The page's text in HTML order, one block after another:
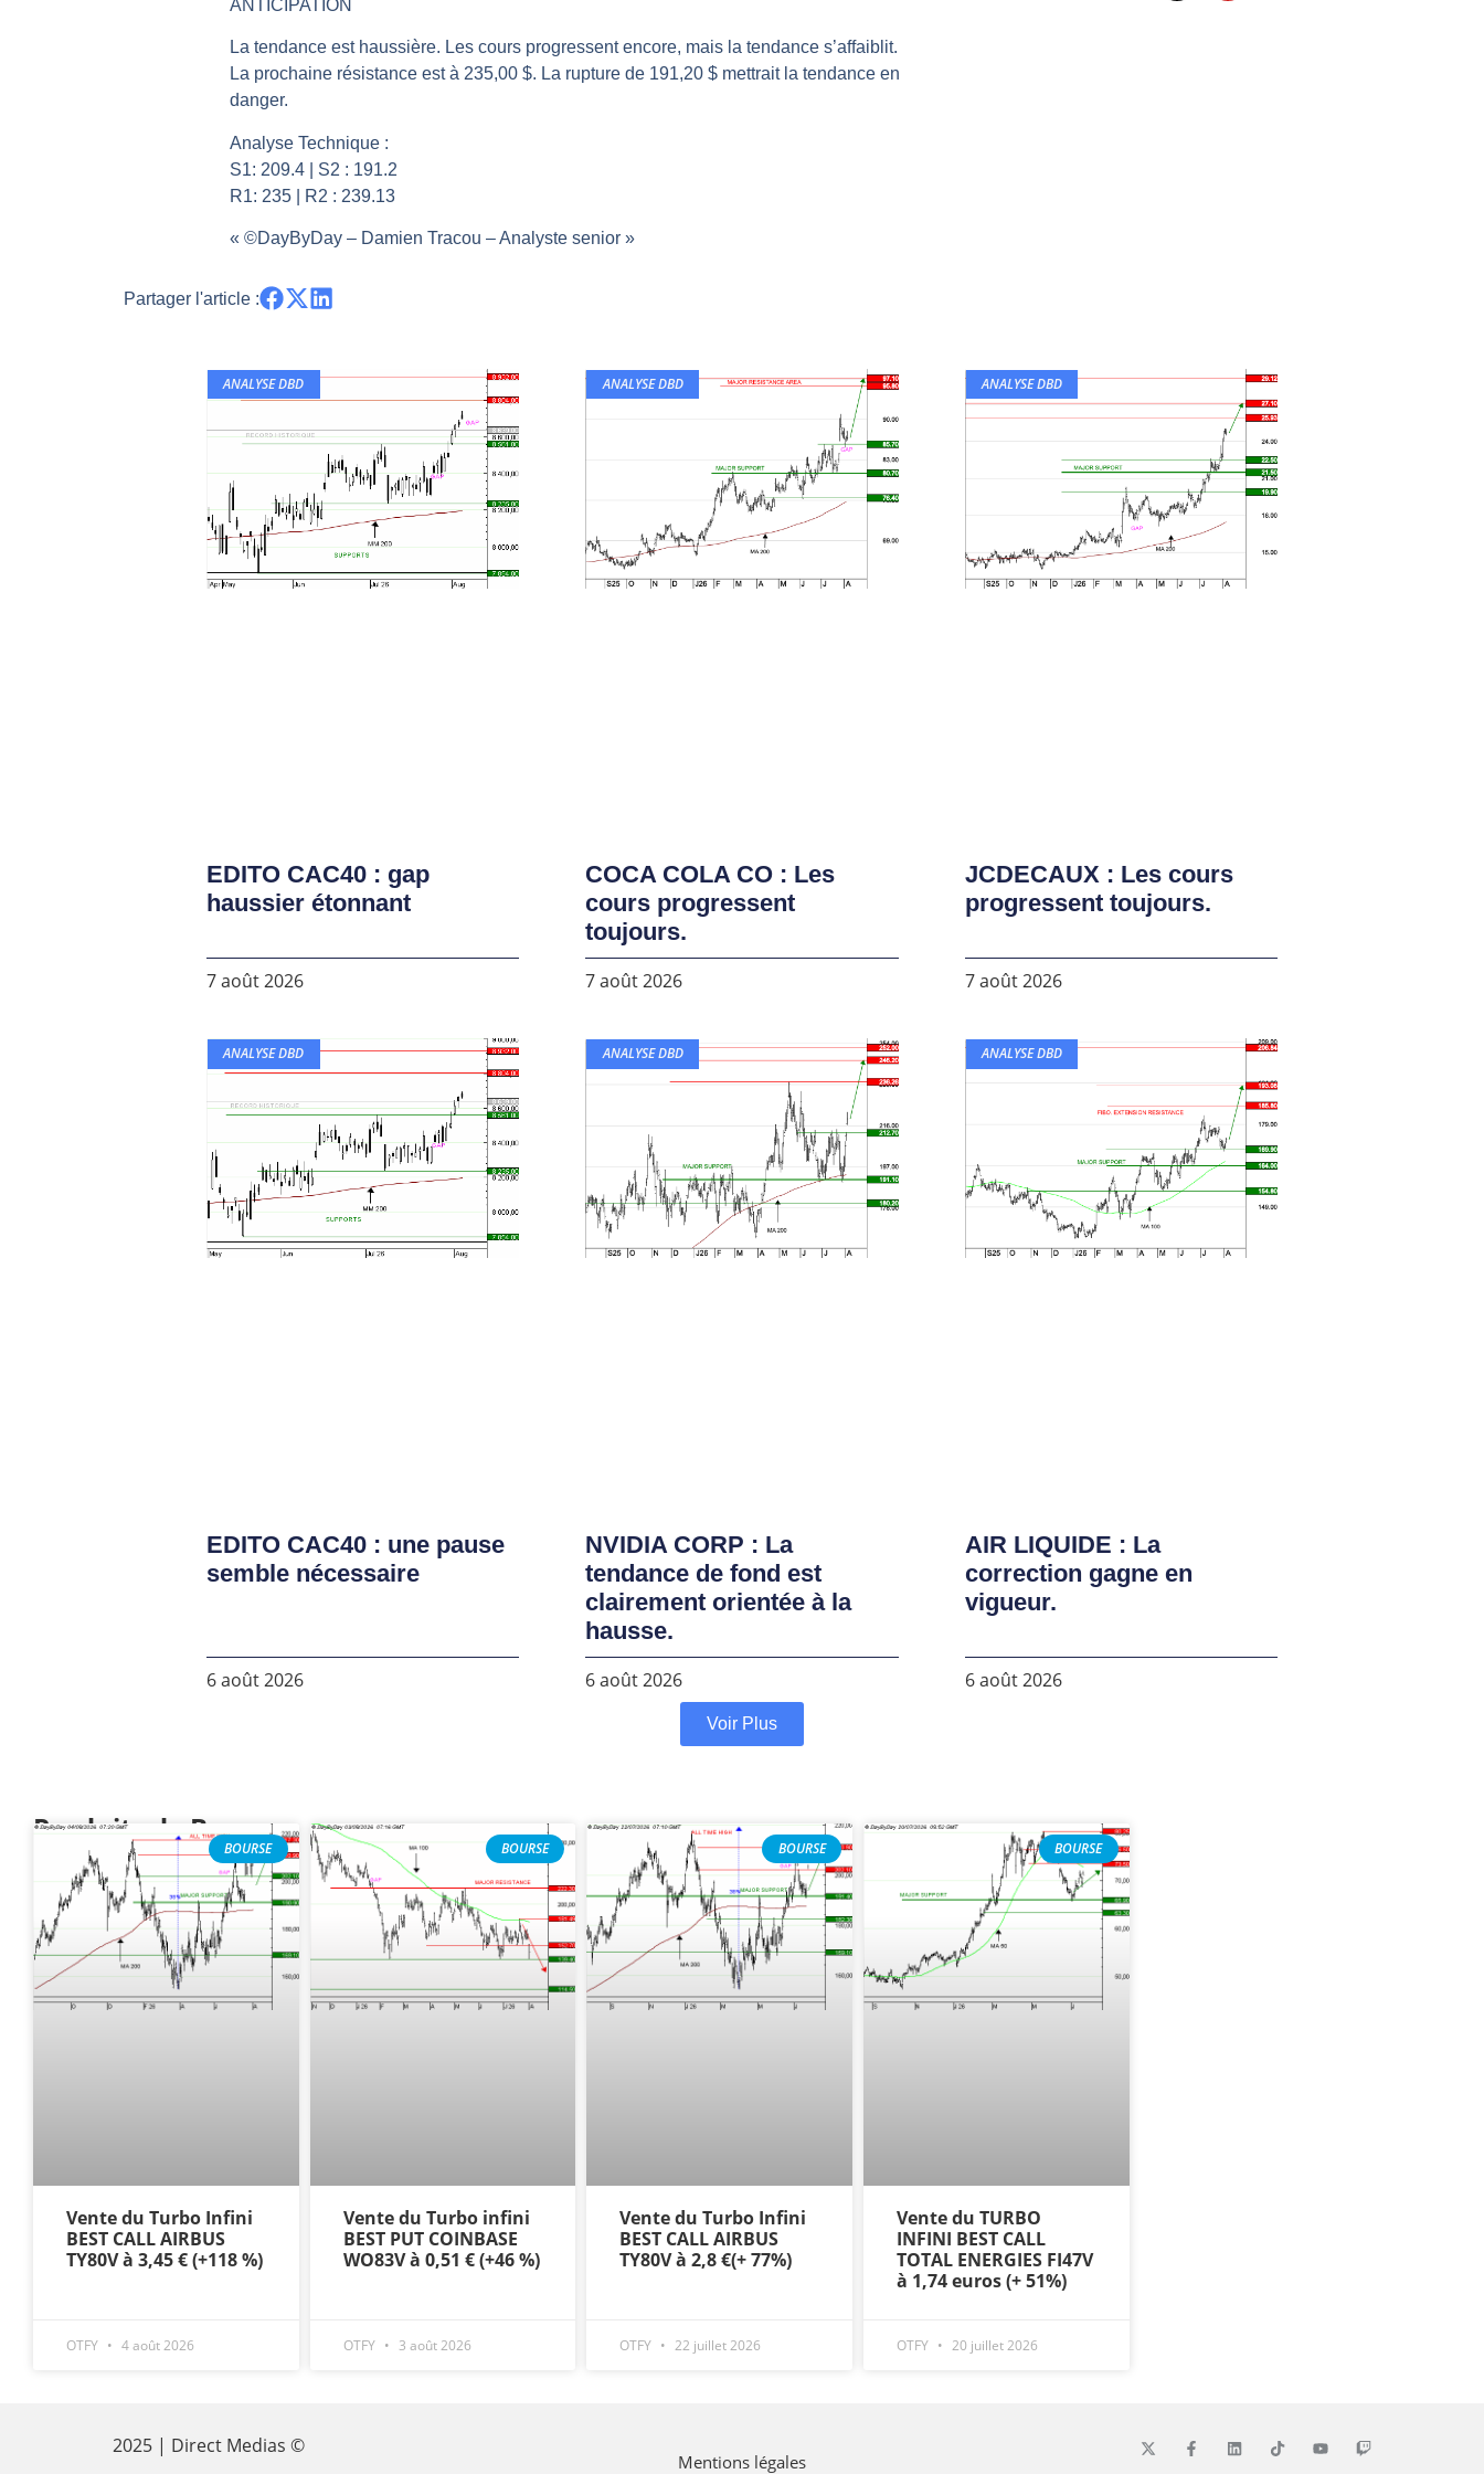
Les investisseurs y croient toujours | Point Stratégique Hebdomadaire – Éric Galiègue
Une inertie haussière qui ralentit | Antoine Quesada – Chrono CAC
WTI : Explosion mais réserves au plus bas | Denis Desclos – Market Movers
ANTICIPATION
La tendance est haussière. Les cours progressent encore, mais la tendance s’affaiblit.
La prochaine résistance est à 235,00 $. La rupture de 191,20 $ mettrait la tendance en
danger.
Analyse Technique :
S1: 209.4 | S2 : 191.2
R1: 235 | R2 : 239.13
« ©DayByDay – Damien Tracou – Analyste senior »
Partager l'article :
ANALYSE DBD
EDITO CAC40 : gap
haussier étonnant
7 août 2026
ANALYSE DBD
COCA COLA CO : Les
cours progressent
toujours.
7 août 2026
ANALYSE DBD
JCDECAUX : Les cours
progressent toujours.
7 août 2026
ANALYSE DBD
EDITO CAC40 : une pause
semble nécessaire
6 août 2026
ANALYSE DBD
NVIDIA CORP : La
tendance de fond est
clairement orientée à la
hausse.
6 août 2026
ANALYSE DBD
AIR LIQUIDE : La
correction gagne en
vigueur.
6 août 2026
Voir Plus
Produits de Bourse
BOURSE
Vente du Turbo Infini
BEST CALL AIRBUS
TY80V à 3,45 € (+118 %)
OTFY 4 août 2026
BOURSE
Vente du Turbo infini
BEST PUT COINBASE
WO83V à 0,51 € (+46 %)
OTFY 3 août 2026
BOURSE
Vente du Turbo Infini
BEST CALL AIRBUS
TY80V à 2,8 €(+ 77%)
OTFY 22 juillet 2026
BOURSE
Vente du TURBO
INFINI BEST CALL
TOTAL ENERGIES FI47V
à 1,74 euros (+ 51%)
OTFY 20 juillet 2026
2025 | Direct Medias ©
Mentions légales